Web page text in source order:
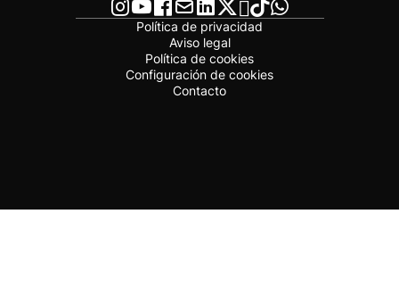
Política de privacidad
Aviso legal
Política de cookies
Configuración de cookies
Contacto